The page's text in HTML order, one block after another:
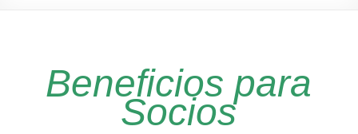
Beneficios para
Socios